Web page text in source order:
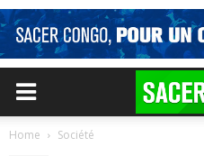
Home Société